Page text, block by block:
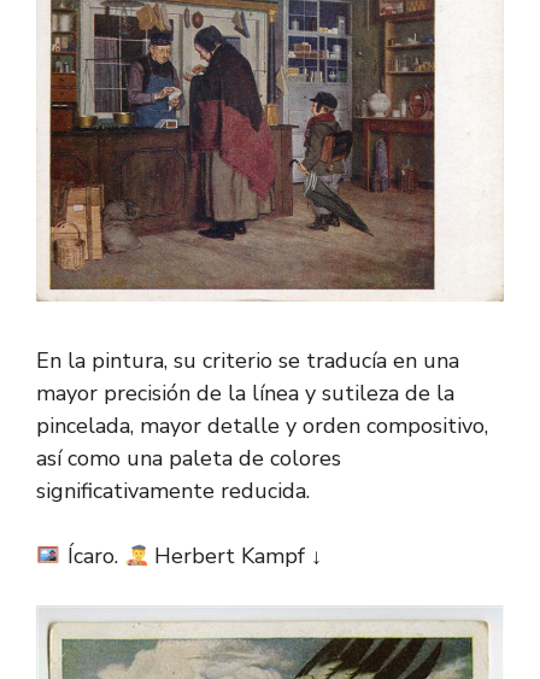
En la pintura, su criterio se traducía en una
mayor precisión de la línea y sutileza de la
pincelada, mayor detalle y orden compositivo,
así como una paleta de colores
significativamente reducida.
Ícaro. Herbert Kampf ↓